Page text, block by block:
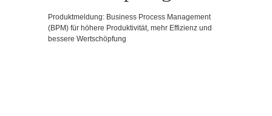
Produktmeldung: Business Process Management
(BPM) für höhere Produktivität, mehr Effizienz und
bessere Wertschöpfung